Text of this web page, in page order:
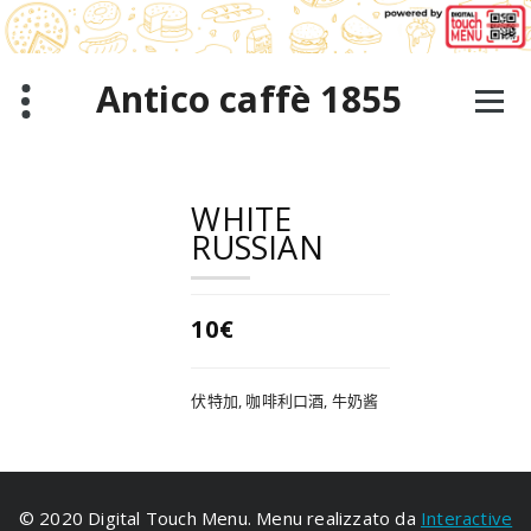
跳
至
正
Antico caffè 1855
WHITE
RUSSIAN
10€
伏特加, 咖啡利口酒, 牛奶酱
© 2020 Digital Touch Menu. Menu realizzato da Interactive